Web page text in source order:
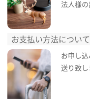
法人様
お支払い方法について
お申し
送り致し